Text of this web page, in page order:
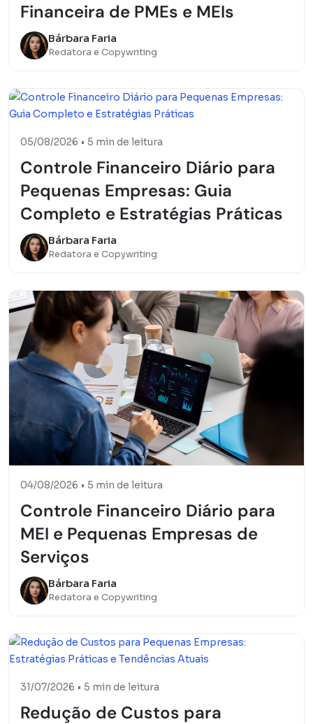
Financeira de PMEs e MEIs
Bárbara Faria
Redatora e Copywriting
05/08/2026 • 5 min de leitura
Controle Financeiro Diário para
Pequenas Empresas: Guia
Completo e Estratégias Práticas
Bárbara Faria
Redatora e Copywriting
04/08/2026 • 5 min de leitura
Controle Financeiro Diário para
MEI e Pequenas Empresas de
Serviços
Bárbara Faria
Redatora e Copywriting
31/07/2026 • 5 min de leitura
Redução de Custos para